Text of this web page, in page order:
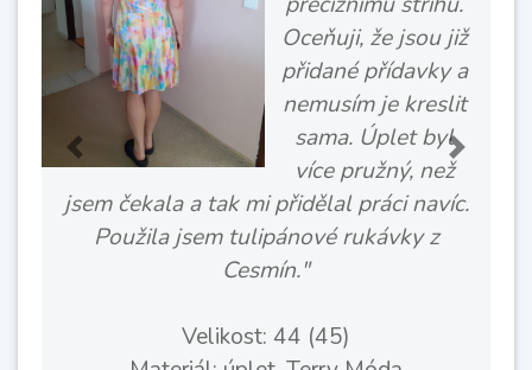
Oceňuji, že jsou již
přidané přídavky a
nemusím je kreslit
sama. Úplet byl
více pružný, než
jsem čekala a tak mi přidělal práci navíc.
Použila jsem tulipánové rukávky z
Cesmín."
Velikost: 44 (45)
děkuji
Previous Next